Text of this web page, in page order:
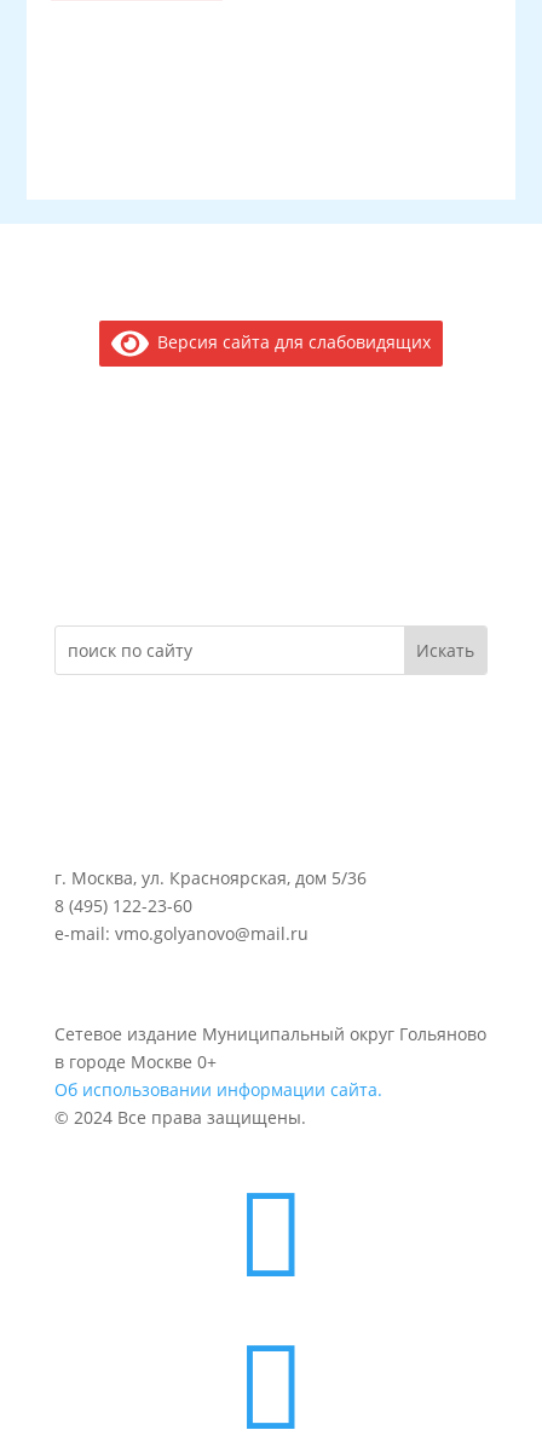
Версия сайта для слабовидящих
г. Москва, ул. Красноярская, дом 5/36
8 (495) 122-23-60
e-mail: vmo.golyanovo@mail.ru
Сетевое издание Муниципальный округ Гольяново
в городе Москве 0+
Об использовании информации сайта.
© 2024 Все права защищены.

